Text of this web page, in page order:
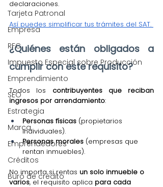
Tarjeta Patronal
Empresa
RFC
Impuesto Especial sobre Producción
Emprendimiento
SEO
Estrategia
Marca
Emprendedores
Créditos
Buró de crédito
declaraciones.
Así puedes simplificar tus trámites del SAT.
¿Quiénes están obligados a
cumplir con este requisito?
Todos los contribuyentes que reciban
ingresos por arrendamiento:
Personas físicas (propietarios
individuales).
Personas morales (empresas que
rentan inmuebles).
No importa si rentas un solo inmueble o
varios, el requisito aplica para cada